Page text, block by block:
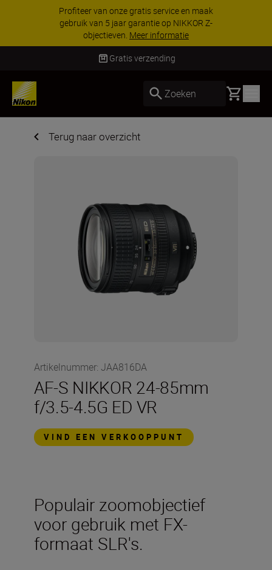
Profiteer van onze gratis service en maak
gebruik van 5 jaar garantie op NIKKOR Z-
objectieven. Meer informatie
Gratis verzending
Zoeken Basket
Terug naar overzicht
Artikelnummer: JAA816DA
AF-S NIKKOR 24-85mm
f/3.5-4.5G ED VR
VIND EEN VERKOOPPUNT
Populair zoomobjectief
voor gebruik met FX-
formaat SLR's.